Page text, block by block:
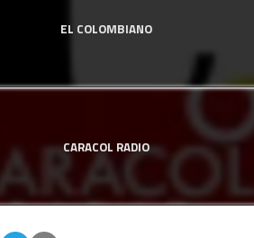
EL COLOMBIANO
CARACOL RADIO